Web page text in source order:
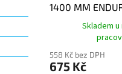
1400 MM
Skladem u
558 Kč bez DPH
675 Kč